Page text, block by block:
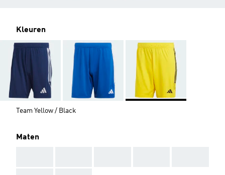
Kleuren
Team Yellow / Black
Maten